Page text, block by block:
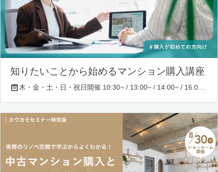
知りたいことから始めるマンション購入講座
木・金・土・日・祝日開催 10:30~ / 13:00~ / 14:00~ / 16:00~ / 17:00~/ 18:30~/ 19:30~